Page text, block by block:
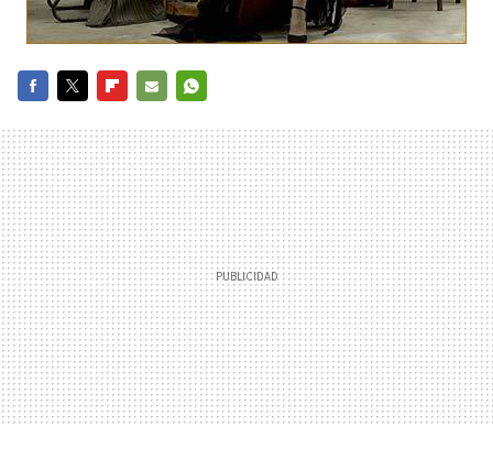
MAIL